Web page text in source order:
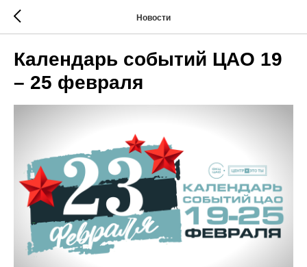
Новости
Календарь событий ЦАО 19
– 25 февраля